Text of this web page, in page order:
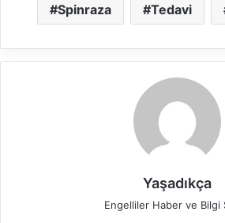
Spinraza Tedavi
Yaşadıkça
Engelliler Haber ve Bilgi